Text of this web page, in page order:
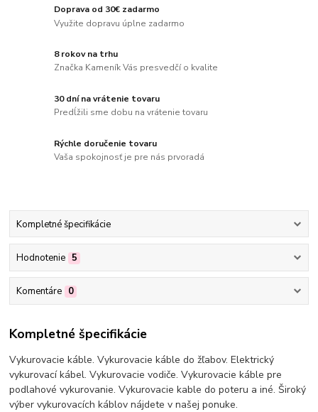
Doprava od 30€ zadarmo
Využite dopravu úplne zadarmo
8 rokov na trhu
Značka Kameník Vás presvedčí o kvalite
30 dní na vrátenie tovaru
Predĺžili sme dobu na vrátenie tovaru
Rýchle doručenie tovaru
Vaša spokojnosť je pre nás prvoradá
Kompletné špecifikácie
Hodnotenie 5
Komentáre 0
Kompletné špecifikácie
Vykurovacie káble. Vykurovacie káble do žľabov. Elektrický
vykurovací kábel. Vykurovacie vodiče. Vykurovacie káble pre
podlahové vykurovanie. Vykurovacie kable do poteru a iné. Široký
výber vykurovacích káblov nájdete v našej ponuke.